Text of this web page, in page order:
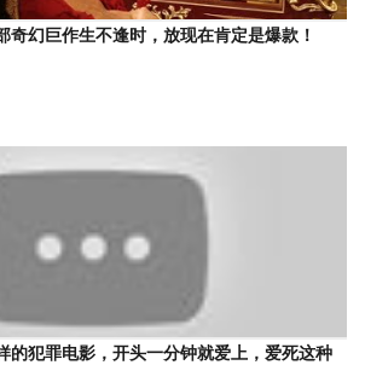
奇幻巨作生不逢时，放现在肯定是爆款！
的犯罪电影，开头一分钟就爱上，爱死这种